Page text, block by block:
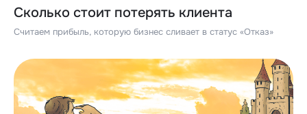
Сколько стоит потерять клиента
Считаем прибыль, которую бизнес сливает в статус «Отказ»